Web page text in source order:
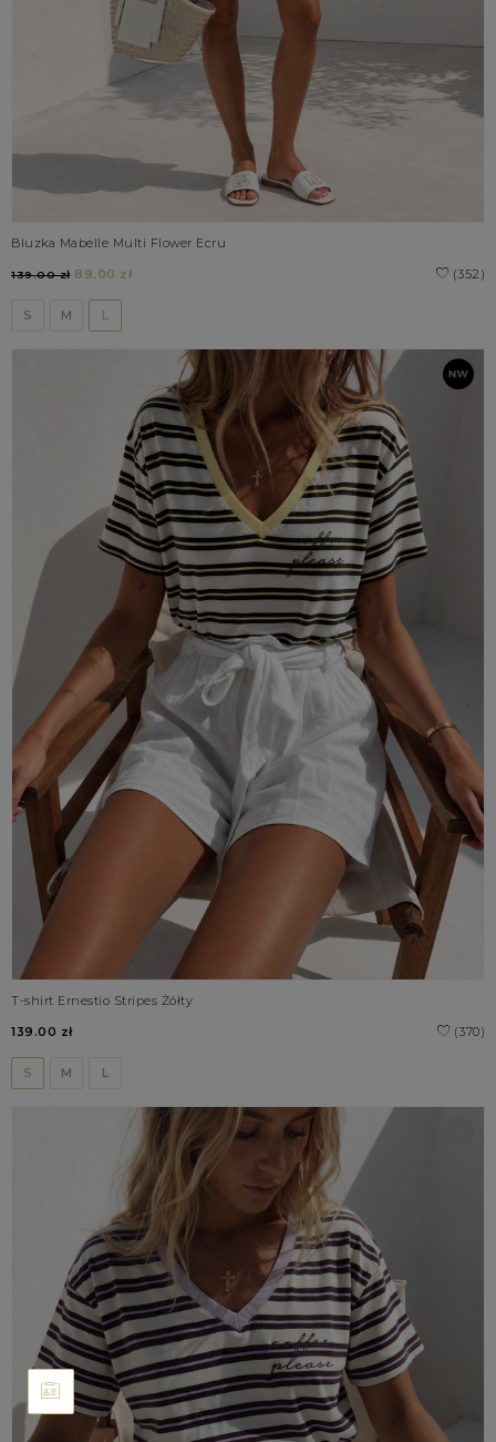
Bluzka Mabelle Multi Flower Ecru
(352)
139.00 zł89.00 zł
S M L
T-shirt Ernestio Stripes Żółty
(370)
139.00 zł
S M L